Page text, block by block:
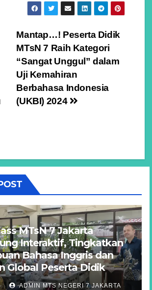
Mantap…! Peserta Didik
MTsN 7 Raih Kategori
“Sangat Unggul” dalam
Uji Kemahiran
Berbahasa Indonesia
(UKBI) 2024
MTsN 7 Jakarta
Interaktif, Tingkatkan
Bahasa Inggris dan
Global Peserta Didik
ADMIN MTS NEGERI 7 JAKARTA